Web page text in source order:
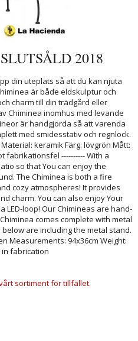
2018
din uteplats så att du kan njuta
är både eldskulptur och
charm till din trädgård eller
Chiminea inomhus med levande
är handgjorda så att varenda
med smidesstativ och regnlock.
keramik Färg: lövgrön Mått:
fabrikationsfel ---------- With a
so that You can enjoy the
The Chiminea is both a fire
cozy atmospheres! It provides
charm. You can also enjoy Your
LED-loop! Our Chimineas are hand-
comes complete with metal
are including the metal stand.
Measurements: 94x36cm Weight:
fabrication
sortiment för tillfället.